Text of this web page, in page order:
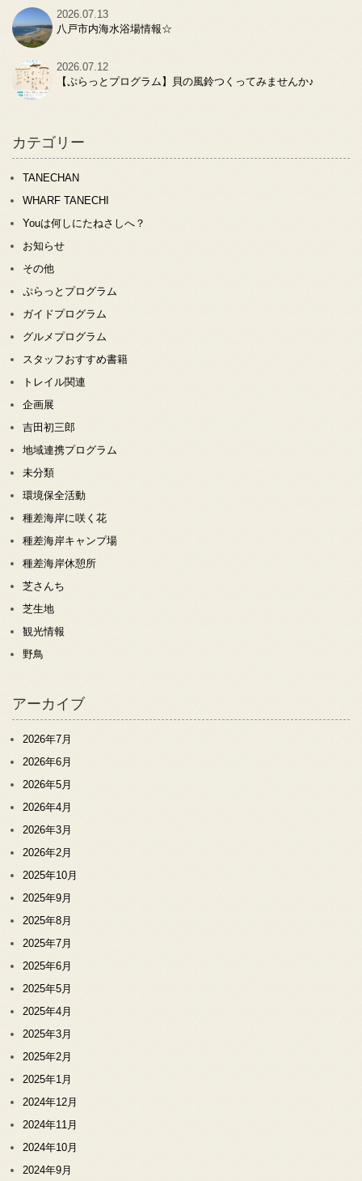
2026.07.13
八戸市内海水浴場情報☆
2026.07.12
【ぷらっとプログラム】貝の風鈴つくってみませんか♪
カテゴリー
TANECHAN
WHARF TANECHI
Youは何しにたねさしへ？
お知らせ
その他
ぷらっとプログラム
ガイドプログラム
グルメプログラム
スタッフおすすめ書籍
トレイル関連
企画展
吉田初三郎
地域連携プログラム
未分類
環境保全活動
種差海岸に咲く花
種差海岸キャンプ場
種差海岸休憩所
芝さんち
芝生地
観光情報
野鳥
アーカイブ
2026年7月
2026年6月
2026年5月
2026年4月
2026年3月
2026年2月
2025年10月
2025年9月
2025年8月
2025年7月
2025年6月
2025年5月
2025年4月
2025年3月
2025年2月
2025年1月
2024年12月
2024年11月
2024年10月
2024年9月